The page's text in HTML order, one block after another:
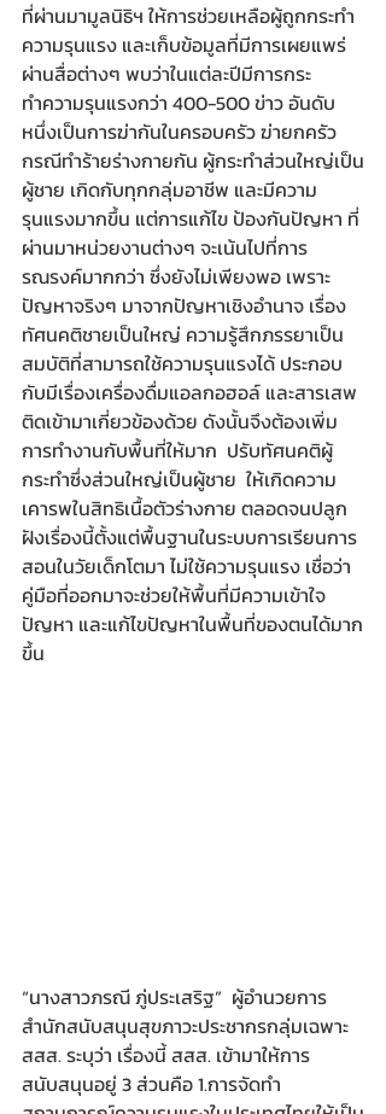
ที่ผ่านมามูลนิธิฯ ให้การช่วยเหลือผู้ถูกกระทำ
ความรุนแรง และเก็บข้อมูลที่มีการเผยแพร่
ผ่านสื่อต่างๆ พบว่าในแต่ละปีมีการกระ
ทำความรุนแรงกว่า 400-500 ข่าว อันดับ
หนึ่งเป็นการฆ่ากันในครอบครัว ฆ่ายกครัว
กรณีทำร้ายร่างกายกัน ผู้กระทำส่วนใหญ่เป็น
ผู้ชาย เกิดกับทุกกลุ่มอาชีพ และมีความ
รุนแรงมากขึ้น แต่การแก้ไข ป้องกันปัญหา ที่
ผ่านมาหน่วยงานต่างๆ จะเน้นไปที่การ
รณรงค์มากกว่า ซึ่งยังไม่เพียงพอ เพราะ
ปัญหาจริงๆ มาจากปัญหาเชิงอำนาจ เรื่อง
ทัศนคติชายเป็นใหญ่ ความรู้สึกภรรยาเป็น
สมบัติที่สามารถใช้ความรุนแรงได้ ประกอบ
กับมีเรื่องเครื่องดื่มแอลกอฮอล์ และสารเสพ
ติดเข้ามาเกี่ยวข้องด้วย ดังนั้นจึงต้องเพิ่ม
การทำงานกับพื้นที่ให้มาก  ปรับทัศนคติผู้
กระทำซึ่งส่วนใหญ่เป็นผู้ชาย  ให้เกิดความ
เคารพในสิทธิเนื้อตัวร่างกาย ตลอดจนปลูก
ฝังเรื่องนี้ตั้งแต่พื้นฐานในระบบการเรียนการ
สอนในวัยเด็กโตมา ไม่ใช้ความรุนแรง เชื่อว่า
คู่มือที่ออกมาจะช่วยให้พื้นที่มีความเข้าใจ
ปัญหา และแก้ไขปัญหาในพื้นที่ของตนได้มาก
ขึ้น
“นางสาวภรณี ภู่ประเสริฐ”  ผู้อำนวยการ
สำนักสนับสนุนสุขภาวะประชากรกลุ่มเฉพาะ
สสส. ระบุว่า เรื่องนี้ สสส. เข้ามาให้การ
สนับสนุนอยู่ 3 ส่วนคือ 1.การจัดทำ